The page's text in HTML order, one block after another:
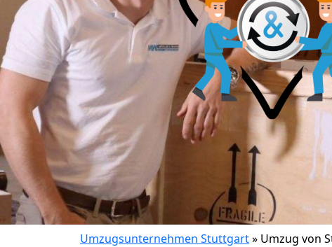
Umzugsunternehmen Stuttgart» Umzug von